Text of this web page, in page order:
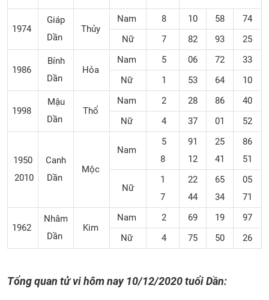
1974
Giáp
Dần
Thủy
Nam 8 10 58
74
Nữ
7 82 93 25
1986
Bính
Dần
Hỏa
Nam 5 06 72
33
Nữ
1 53 64 10
1998
Mậu
Dần
Thổ
Nam 2 28 86
40
Nữ
4 37 01 52
1950
2010
Canh
Dần
Mộc
Nam
5
8
91
12
25
41
86
51
Nữ
1
7
22
44
65
34
05
71
1962
Nhâm
Dần
Kim
Nam 2 69 19
97
Nữ
4 75 50 26
Tổng quan tử vi hôm nay 10/12/2020 tuổi Dần: